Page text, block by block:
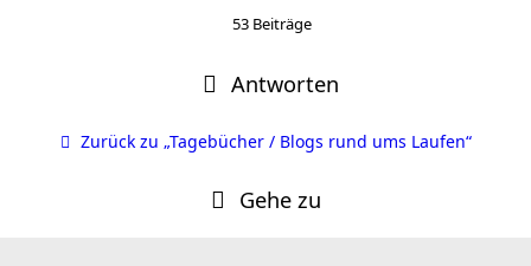
53 Beiträge
Antworten
Zurück zu „Tagebücher / Blogs rund ums Laufen“
Gehe zu